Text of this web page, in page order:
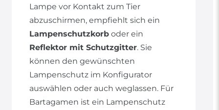
Lampe vor Kontakt zum Tier
abzuschirmen, empfiehlt sich ein
Lampenschutzkorb oder ein
Reflektor mit Schutzgitter. Sie
können den gewünschten
Lampenschutz im Konfigurator
auswählen oder auch weglassen. Für
Bartagamen ist ein Lampenschutz